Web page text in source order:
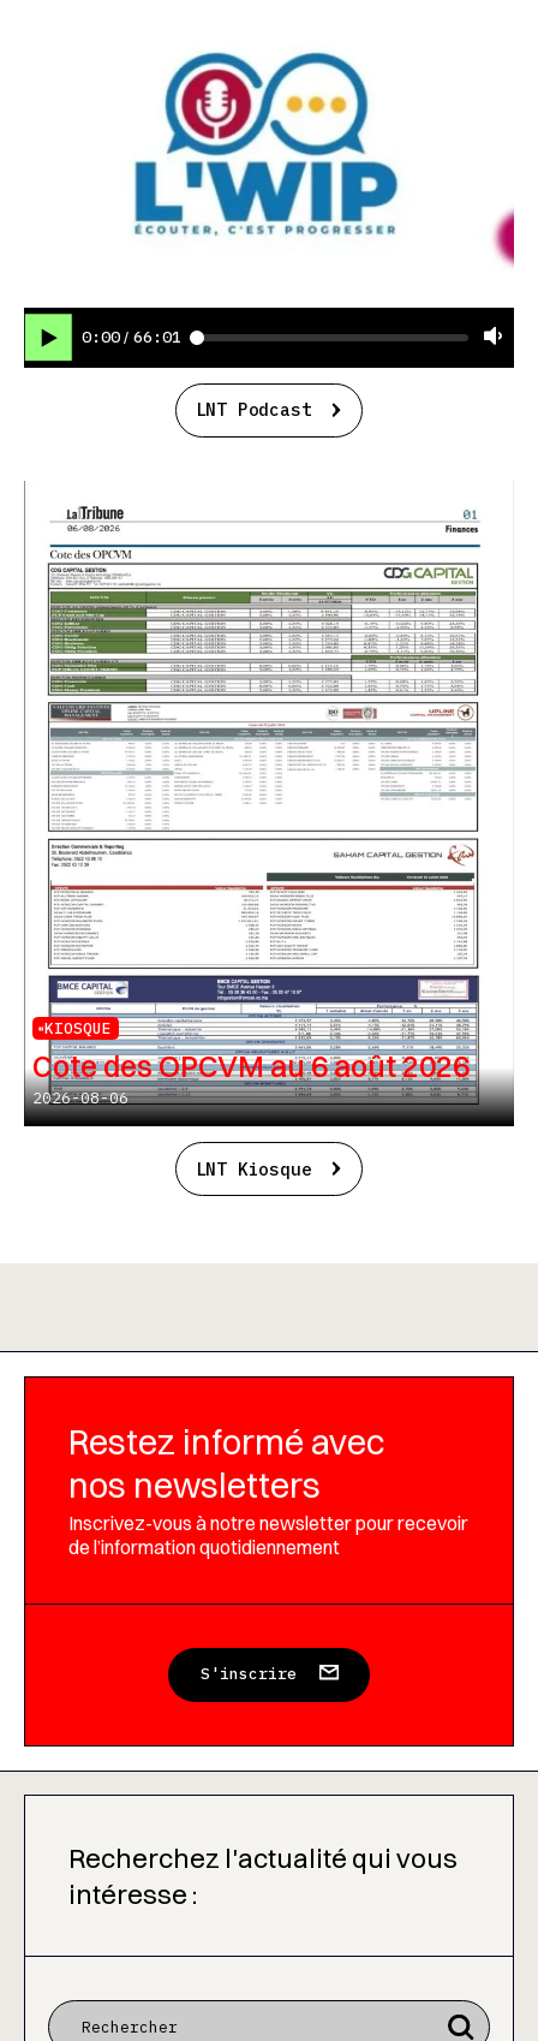
0:00 / 66:01
LNT Podcast
KIOSQUE
Cote des OPCVM au 6 août 2026
2026-08-06
LNT Kiosque
Restez informé avec
nos newsletters
Inscrivez-vous à notre newsletter pour recevoir
de l’information quotidiennement
S'inscrire
Recherchez l'actualité qui vous
intéresse :